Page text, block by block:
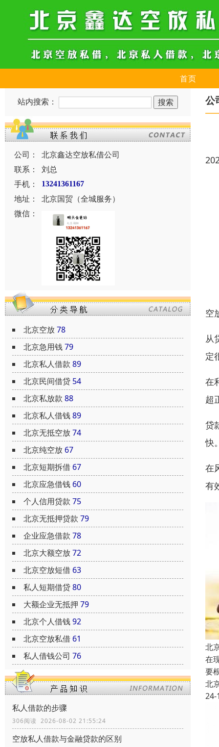
首页
站内搜索：
公司：
北京鑫达空放私借公司
联系：
刘总
手机：
13241361167
地址：
北京国贸（全城服务）
微信：
北京空放78
北京急用钱79
北京私人借款 89
北京民间借贷 54
北京私放款 88
北京私人借钱89
北京无抵空放74
北京纯空放 67
北京短期拆借 67
北京应急借钱 60
个人信用贷款 75
北京无抵押贷款 79
企业应急借款 78
北京大额空放72
北京空放短借 63
私人短期借贷80
大额企业无抵押 79
北京个人借钱92
北京空放私借 61
私人借钱公司 76
私人借款的步骤
306阅读 2026-08-02 21:55:24
空放私人借款与金融贷款的区别
公
空
从
定
在
超
贷
快
在
有
北
在
要
北
24-